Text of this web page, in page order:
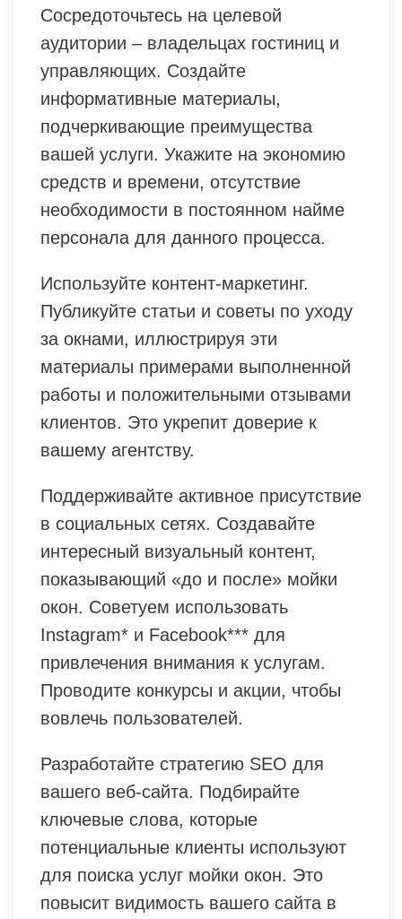
Сосредоточьтесь на целевой
аудитории – владельцах гостиниц и
управляющих. Создайте
информативные материалы,
подчеркивающие преимущества
вашей услуги. Укажите на экономию
средств и времени, отсутствие
необходимости в постоянном найме
персонала для данного процесса.
Используйте контент-маркетинг.
Публикуйте статьи и советы по уходу
за окнами, иллюстрируя эти
материалы примерами выполненной
работы и положительными отзывами
клиентов. Это укрепит доверие к
вашему агентству.
Поддерживайте активное присутствие
в социальных сетях. Создавайте
интересный визуальный контент,
показывающий «до и после» мойки
окон. Советуем использовать
Instagram* и Facebook*** для
привлечения внимания к услугам.
Проводите конкурсы и акции, чтобы
вовлечь пользователей.
Разработайте стратегию SEO для
вашего веб-сайта. Подбирайте
ключевые слова, которые
потенциальные клиенты используют
для поиска услуг мойки окон. Это
повысит видимость вашего сайта в